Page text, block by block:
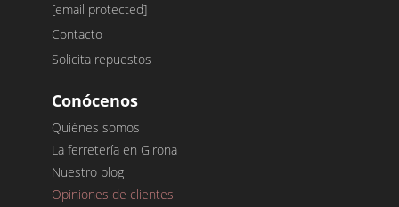
[email protected]
Contacto
Solicita repuestos
Conócenos
Quiénes somos
La ferretería en Girona
Nuestro blog
Opiniones de clientes